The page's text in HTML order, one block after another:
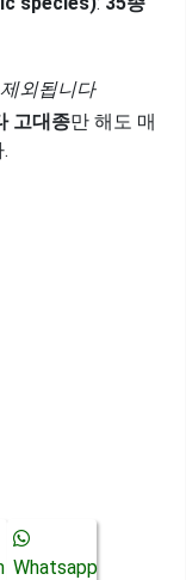
외됩니다
고대종만 해도 매
Whatsapp